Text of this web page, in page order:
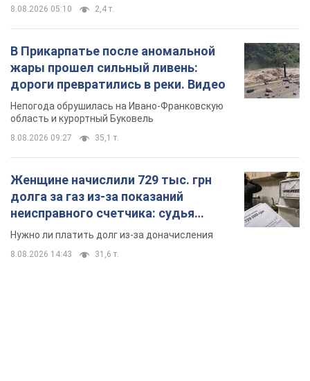
8.08.2026 05:10 2,4 т.
В Прикарпатье после аномальной
жары прошел сильный ливень:
дороги превратились в реки. Видео
Непогода обрушилась на Ивано-Франковскую
область и курортный Буковель
8.08.2026 09:27 35,1 т.
Женщине начислили 729 тыс. грн
долга за газ из-за показаний
неисправного счетчика: судья
вынес неожиданное решение
Нужно ли платить долг из-за доначисления
8.08.2026 14:43 31,6 т.